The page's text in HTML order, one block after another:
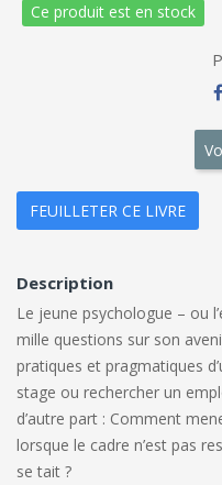
Ce produit est en stock
FEUILLETER CE LIVRE
Description
Le jeune psychologue – ou
mille questions sur son
pratiques et pragmatiques
stage ou rechercher un
d’autre part : Comment
lorsque le cadre n’est pas
se tait ?